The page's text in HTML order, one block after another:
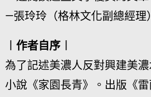
—張玲玲（格林文化副總經理）
︱作者自序︱
為了記述美濃人反對興建美
小說《家園長青》。出版《